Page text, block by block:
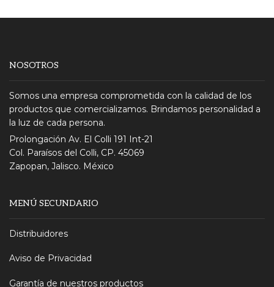
NOSOTROS
Somos una empresa comprometida con la calidad de los
productos que comercializamos. Brindamos personalidad a
la luz de cada persona.
Prolongación Av. El Colli 191 Int-21
Col. Paraísos del Colli, CP. 45069
Zapopan, Jalisco. México
MENÚ SECUNDARIO
Distribuidores
Aviso de Privacidad
Garantía de nuestros productos